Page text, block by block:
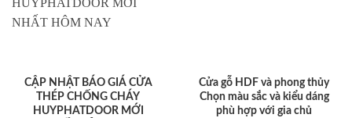
CẬP NHẬT BÁO GIÁ CỬA
THÉP CHỐNG CHÁY
HUYPHATDOOR MỚI
Cửa gỗ HDF và phong thủy
Chọn màu sắc và kiểu dáng
phù hợp với gia chủ